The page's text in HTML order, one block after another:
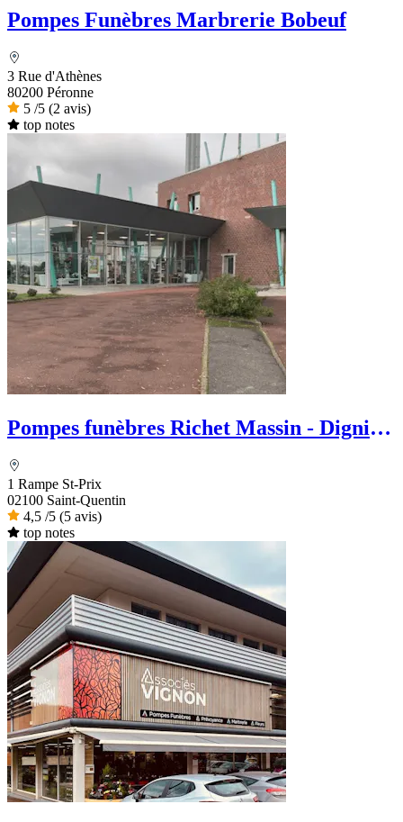
Pompes Funèbres Marbrerie Bobeuf
3 Rue d'Athènes
80200 Péronne
5 /5 (2 avis)
top notes
Pompes funèbres Richet Massin - Dignité
1 Rampe St-Prix
02100 Saint-Quentin
4,5 /5 (5 avis)
top notes